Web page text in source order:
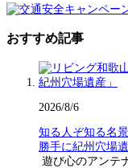
おすすめ記事
2026/8/6
知る人ぞ知る名景
勝手に紀州穴場
遊び心のアンテ